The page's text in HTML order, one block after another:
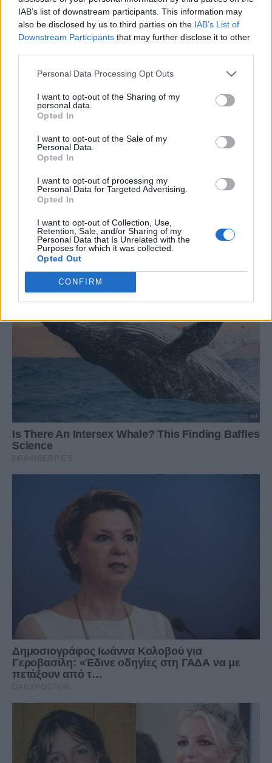
IAB’s list of downstream participants. This information may
also be disclosed by us to third parties on the IAB’s List of
Downstream Participants that may further disclose it to other
Personal Data Processing Opt Outs
I want to opt-out of the Sharing of my
personal data.
Opted In
I want to opt-out of the Sale of my
Personal Data.
Opted In
I want to opt-out of processing my
Personal Data for Targeted Advertising.
Opted In
I want to opt-out of Collection, Use,
Retention, Sale, and/or Sharing of my
Personal Data that Is Unrelated with the
Purposes for which it was collected.
Opted Out
CONFIRM